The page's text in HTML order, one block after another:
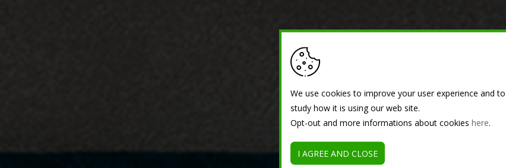
We use cookies to improve your user experience and to
study how it is using our web site.
Opt-out and more informations about cookieshere.
I AGREE AND CLOSE